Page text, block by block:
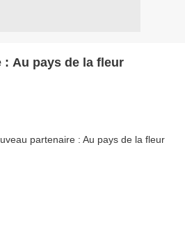
: Au pays de la fleur